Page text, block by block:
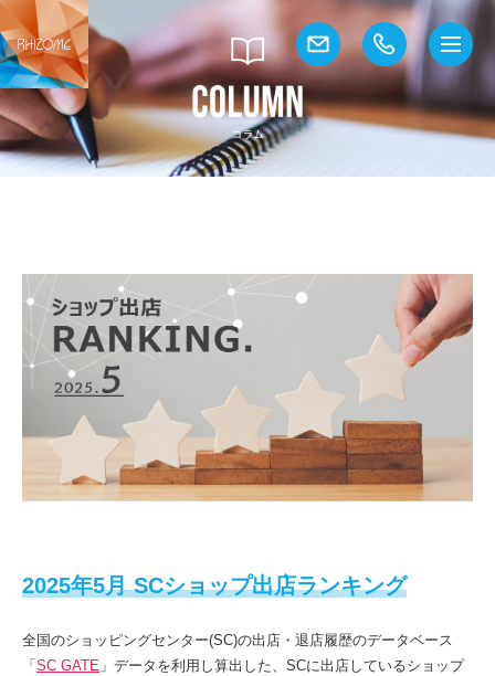
2025年5月 SCショップ出店ランキング
全国のショッピングセンター(SC)の出店・退店履歴のデータベース
「SC GATE 」データを利用し算出した、SCに出店しているショップ